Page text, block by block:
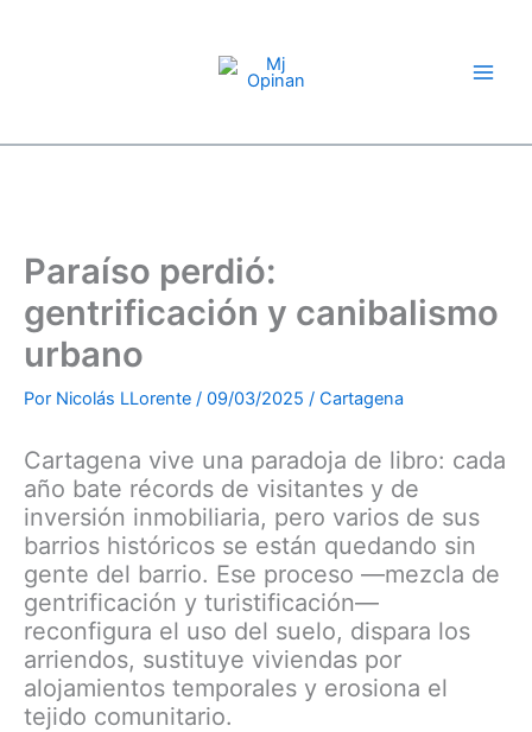
Paraíso perdió:
gentrificación y canibalismo
urbano
Por Nicolás LLorente / 09/03/2025 / Cartagena
Cartagena vive una paradoja de libro: cada
año bate récords de visitantes y de
inversión inmobiliaria, pero varios de sus
barrios históricos se están quedando sin
gente del barrio. Ese proceso —mezcla de
gentrificación y turistificación—
reconfigura el uso del suelo, dispara los
arriendos, sustituye viviendas por
alojamientos temporales y erosiona el
tejido comunitario.